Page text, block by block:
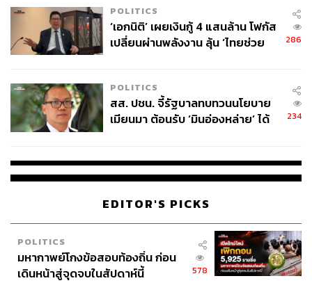
เปิดช่องทางอุทธรณ์ผู้ไม่ผ่านเกณฑ์
สำหรับผู้ที่ไม่ผ่านการตรวจสอบคุณสมบัติ สามารถอุทธรณ์
ผลการตรวจสอบได้ตั้งแต่วันที่ 17- 31 กรกฎาคม 2569 ผ่าน
ช่องทาง ดังนี้
แอปฯ เป๋าตัง และแอปฯ ทางรัฐ
POLITICS
‘เอกนิติ’ เผยเงินกู้ 4 แสนล้าน โฟกัส
เปลี่ยนผ่านพลังงาน ลุ้น ‘ไทยช่วย
286
POLITICS
สส. ปชน. จี้รัฐบาลทบทวนนโยบาย
เมียนมา ต้อนรับ ‘มินอ่องหล่าย’ ได้
234
EDITOR'S PICKS
POLITICS
มหากาพย์โกงข้อสอบท้องถิ่น ก่อน
เดินหน้าสู่จุดจบในสัปดาห์นี้
578